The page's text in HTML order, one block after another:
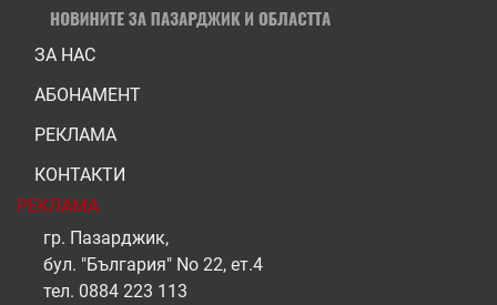
ЗА НАС
АБОНАМЕНТ
РЕКЛАМА
КОНТАКТИ
РЕКЛАМА
гр. Пазарджик,
бул. "България" No 22, ет.4
тел. 0884 223 113